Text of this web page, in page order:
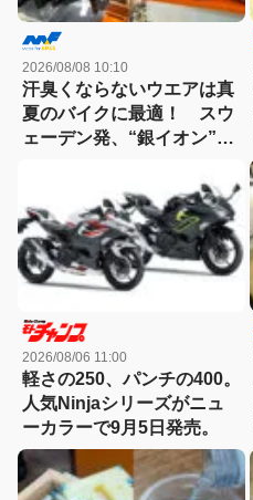
2026/08/08 10:10
汗臭くならないウエアは真
夏のバイクに最適！ スウ
ェーデン発、“銀イオン”に
ン」のウェア群。
THE NORTH FACEやアデ
ィダスetc.
2026/08/06 11:00
軽さの250、パンチの400。
人気Ninjaシリーズがニュ
ーカラーで9月5日発売。